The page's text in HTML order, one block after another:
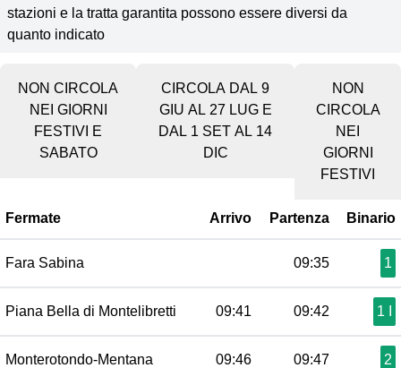
stazioni e la tratta garantita possono essere diversi da
quanto indicato
NON CIRCOLA
NEI GIORNI
FESTIVI E
SABATO
CIRCOLA DAL 9
GIU AL 27 LUG E
DAL 1 SET AL 14
DIC
NON
CIRCOLA
NEI
GIORNI
FESTIVI
Fermate Arrivo Partenza Binario
Fara Sabina 09:35 1
Piana Bella di Montelibretti 09:41 09:42 1 I
Monterotondo-Mentana 09:46 09:47 2